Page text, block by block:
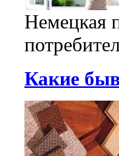
Немецкая
Какие